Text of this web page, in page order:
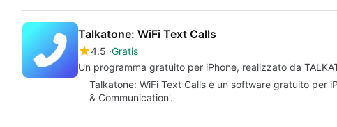
Talkatone: WiFi Text Calls
4.5 Gratis
Un programma gratuito per iPhone, realizzato da
Talkatone: WiFi Text Calls è un software gratuito per
& Communication'.